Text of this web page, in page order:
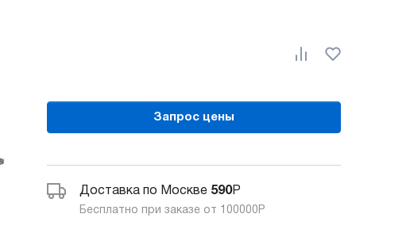
Запрос цены
Доставка по Москве 590Р
Бесплатно при заказе от 100000 Р